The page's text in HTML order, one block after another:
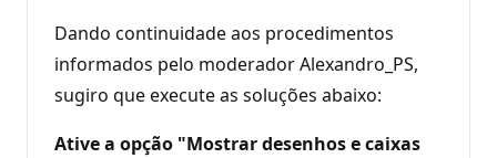
Dando continuidade aos procedimentos
informados pelo moderador Alexandro_PS,
sugiro que execute as soluções abaixo:
Ative a opção "Mostrar desenhos e caixas